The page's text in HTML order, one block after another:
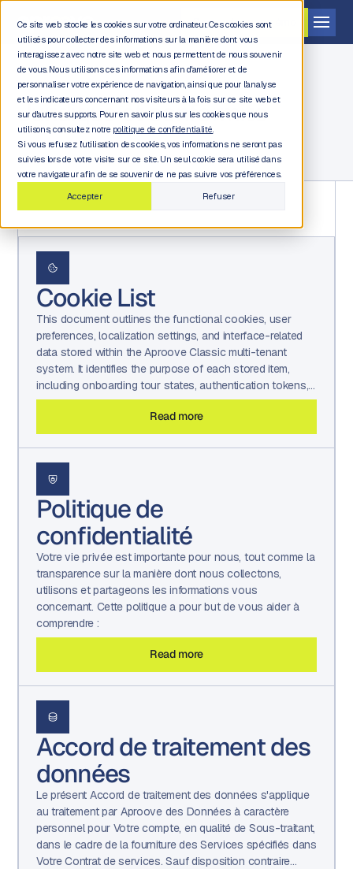
Ce site web stocke les cookies sur votre ordinateur. Ces cookies sont
utilisés pour collecter des informations sur la manière dont vous
interagissez avec notre site web et nous permettent de nous souvenir
de vous. Nous utilisons ces informations afin d'améliorer et de
personnaliser votre expérience de navigation, ainsi que pour l'analyse
et les indicateurs concernant nos visiteurs à la fois sur ce site web et
sur d'autres supports. Pour en savoir plus sur les cookies que nous
utilisons, consultez notre politique de confidentialité.
Si vous refusez l'utilisation des cookies, vos informations ne seront pas
suivies lors de votre visite sur ce site. Un seul cookie sera utilisé dans
votre navigateur afin de se souvenir de ne pas suivre vos préférences.
Accepter
Refuser
Demander une démo
Juridique et conformité
Cookie List
This document outlines the functional cookies, user
preferences, localization settings, and interface-related
data stored within the Aproove Classic multi-tenant
system. It identifies the purpose of each stored item,
including onboarding tour states, authentication tokens,
UI display preferences, sorting and filtering settings, and
localized text or translation values retained by the
platform.
Read more
Politique de
confidentialité
Votre vie privée est importante pour nous, tout comme la
transparence sur la manière dont nous collectons,
utilisons et partageons les informations vous
concernant. Cette politique a pour but de vous aider à
comprendre :
Read more
Accord de traitement des
données
Le présent Accord de traitement des données s'applique
au traitement par Aproove des Données à caractère
personnel pour Votre compte, en qualité de Sous-traitant,
dans le cadre de la fourniture des Services spécifiés dans
Votre Contrat de services. Sauf disposition contraire